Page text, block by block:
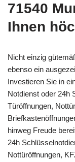
71540
Ihnen
Nicht einzig
ebenso ein
Investieren Sie in
Notdienst oder 24h
Türöffnungen,
hinweg Freude
24h
Nottüröffnungen,